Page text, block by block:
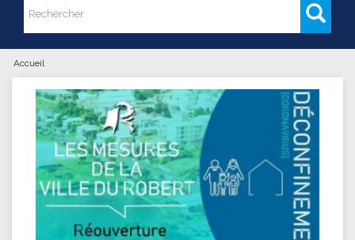
Formulaire de recherche
Rechercher
Vous êtes ici
Accueil